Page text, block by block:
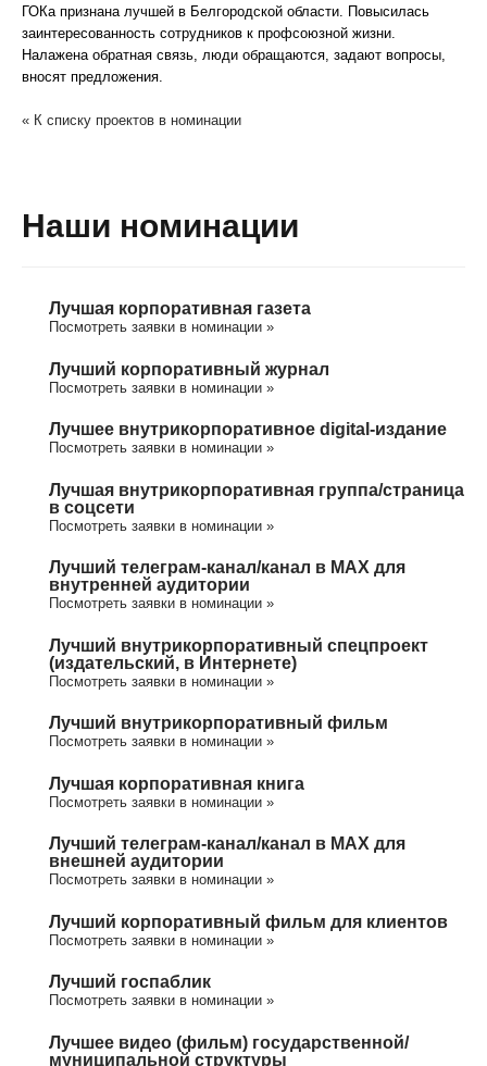
ГОКа признана лучшей в Белгородской области. Повысилась
заинтересованность сотрудников к профсоюзной жизни.
Налажена обратная связь, люди обращаются, задают вопросы,
вносят предложения.
« К списку проектов в номинации
Наши номинации
Лучшая корпоративная газета
Посмотреть заявки в номинации »
Лучший корпоративный журнал
Посмотреть заявки в номинации »
Лучшее внутрикорпоративное digital-издание
Посмотреть заявки в номинации »
Лучшая внутрикорпоративная группа/cтраница
в соцсети
Посмотреть заявки в номинации »
Лучший телеграм-канал/канал в МАХ для
внутренней аудитории
Посмотреть заявки в номинации »
Лучший внутрикорпоративный спецпроект
(издательский, в Интернете)
Посмотреть заявки в номинации »
Лучший внутрикорпоративный фильм
Посмотреть заявки в номинации »
Лучшая корпоративная книга
Посмотреть заявки в номинации »
Лучший телеграм-канал/канал в МАХ для
внешней аудитории
Посмотреть заявки в номинации »
Лучший корпоративный фильм для клиентов
Посмотреть заявки в номинации »
Лучший госпаблик
Посмотреть заявки в номинации »
Лучшее видео (фильм) государственной/
муниципальной структуры